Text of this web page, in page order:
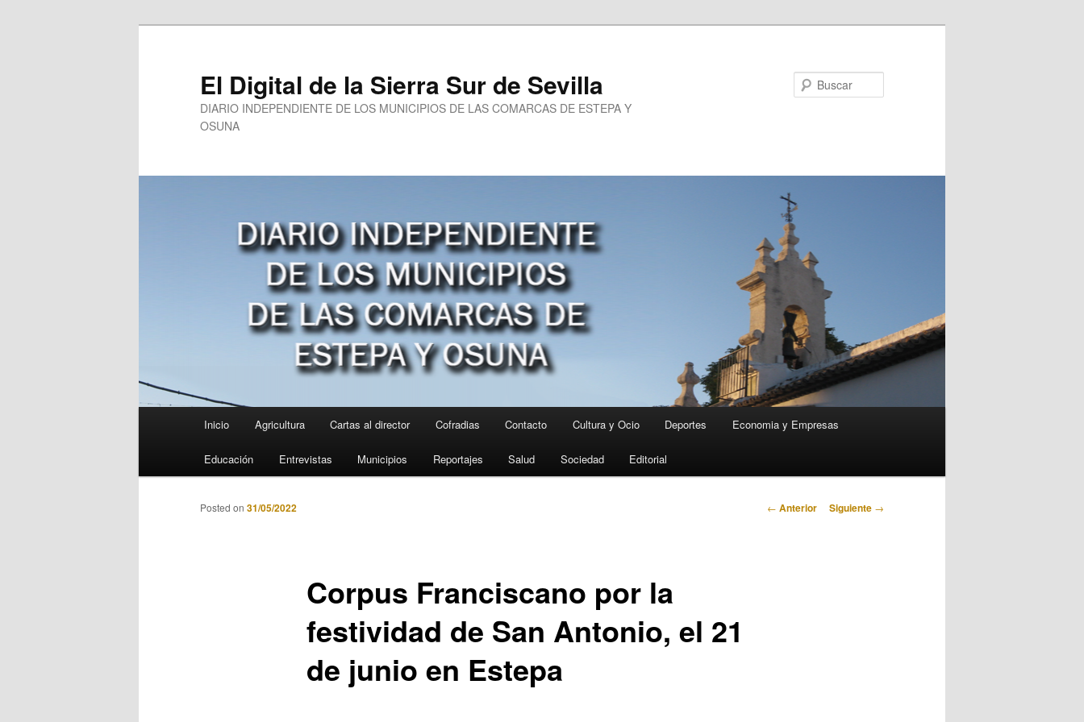
El Digital de la Sierra Sur de Sevilla
DIARIO INDEPENDIENTE DE LOS MUNICIPIOS DE LAS COMARCAS DE ESTEPA Y
OSUNA
Inicio Agricultura Cartas al director Cofradias Contacto Cultura y Ocio Deportes Economia y Empresas
Educación Entrevistas Municipios Reportajes Salud Sociedad Editorial
Navegación
← Anterior Siguiente →
Corpus Franciscano por la
festividad de San Antonio, el 21
de junio en Estepa
Posted on 31/05/2022